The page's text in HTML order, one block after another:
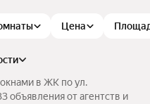
Цена
в ЖК по ул.
объявления от агентств и